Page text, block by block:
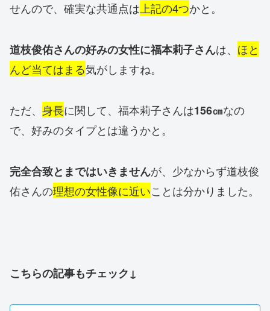
せんので、確実な共通点は上記の4つかと。
道枝俊佑さんの好みの女性に福本莉子さんは、 ほと
んど当てはまる気がしますね。
ただ、 身長に関して、福本莉子さんは156㎝なの
で、好みのタイプとは違うかと。
完全合致とまではいきませんが、少なからず道枝俊
佑さんの理想の女性像に近いことは分かりました。
こちらの記事もチェック↓